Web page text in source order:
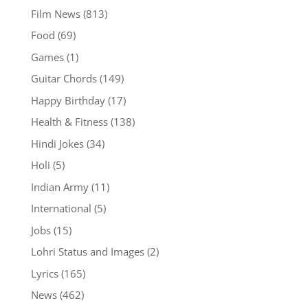
Film News(813)
Food (69)
Games(1)
Guitar Chords(149)
Happy Birthday(17)
Health & Fitness(138)
Hindi Jokes(34)
Holi (5)
Indian Army(11)
International (5)
Jobs(15)
Lohri Status and Images(2)
Lyrics(165)
News(462)